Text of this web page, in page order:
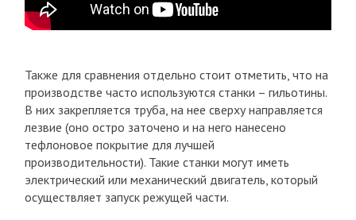
Также для сравнения отдельно стоит отметить, что на
производстве часто используются станки – гильотины.
В них закрепляется труба, на нее сверху направляется
лезвие (оно остро заточено и на него нанесено
тефлоновое покрытие для лучшей
производительности). Такие станки могут иметь
электрический или механический двигатель, который
осуществляет запуск режущей части.